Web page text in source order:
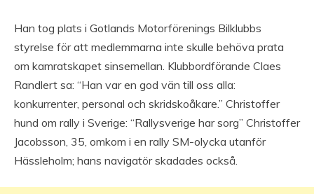
Han tog plats i Gotlands Motorförenings Bilklubbs
styrelse för att medlemmarna inte skulle behöva prata
om kamratskapet sinsemellan. Klubbordförande Claes
Randlert sa: “Han var en god vän till oss alla:
konkurrenter, personal och skridskoåkare.” Christoffer
hund om rally i Sverige: “Rallysverige har sorg” Christoffer
Jacobsson, 35, omkom i en rally SM-olycka utanför
Hässleholm; hans navigatör skadades också.